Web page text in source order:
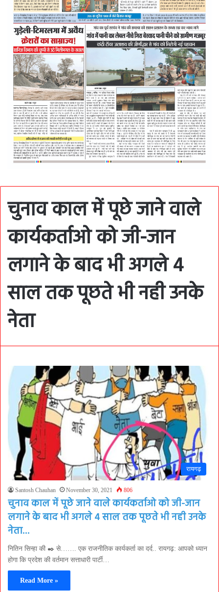
चुनाव काल में पूछे जाने वाले
कार्यकर्ताओ को जी-जान
लगाने के बाद भी अगले 4
साल तक पूछते भी नही उनके
नेता
रायगढ़
Santosh Chauhan November 30, 2021 806
चुनाव काल में पूछे जाने वाले कार्यकर्ताओ को जी-जान
लगाने के बाद भी अगले 4 साल तक पूछते भी नही उनके
नेता…
नितिन सिन्हा की ✒️ से……. एक राजनीतिक कार्यकर्ता का दर्द.. रायगढ़: आपको ध्यान
होगा कि प्रदेश की वर्तमान सत्ताधारी पार्टी…
Read More »